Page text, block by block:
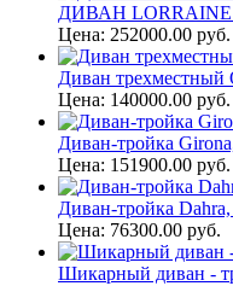
ДИВАН LORRAINE
Цена: 252000.00 руб.
Диван трехместный
Цена: 140000.00 руб.
Диван-тройка
Цена: 151900.00 руб.
Диван-тройка
Цена: 76300.00 руб.
Шикарный диван -